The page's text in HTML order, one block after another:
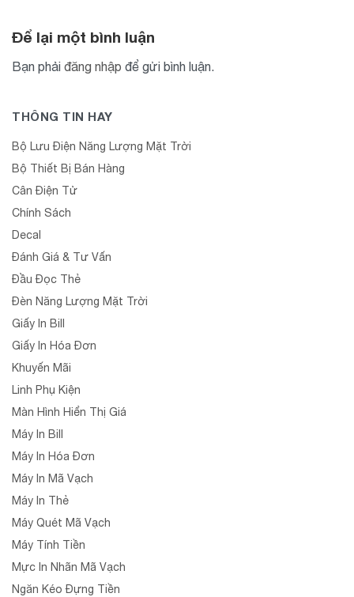
Để lại một bình luận
Bạn phải đăng nhập để gửi bình luận.
THÔNG TIN HAY
Bộ Lưu Điện Năng Lượng Mặt Trời
Bộ Thiết Bị Bán Hàng
Cân Điện Tử
Chính Sách
Decal
Đánh Giá & Tư Vấn
Đầu Đọc Thẻ
Đèn Năng Lượng Mặt Trời
Giấy In Bill
Giấy In Hóa Đơn
Khuyến Mãi
Linh Phụ Kiện
Màn Hình Hiển Thị Giá
Máy In Bill
Máy In Hóa Đơn
Máy In Mã Vạch
Máy In Thẻ
Máy Quét Mã Vạch
Máy Tính Tiền
Mực In Nhãn Mã Vạch
Ngăn Kéo Đựng Tiền